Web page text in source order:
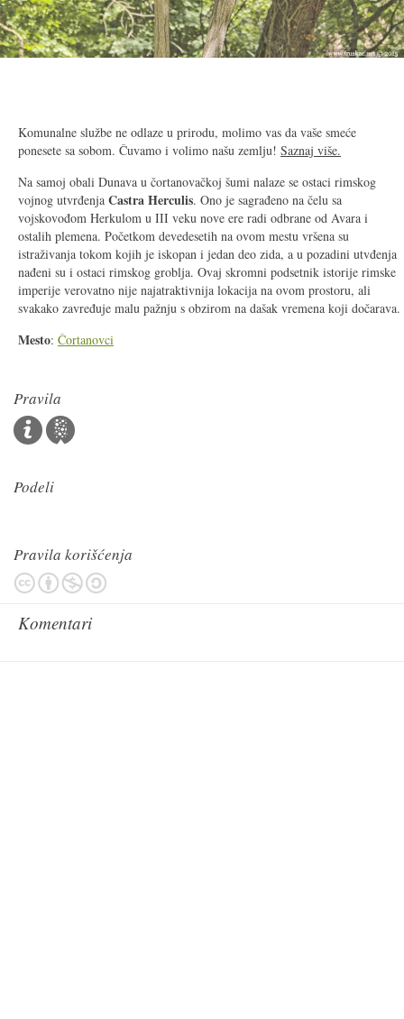
Komunalne službe ne odlaze u prirodu, molimo vas da vaše smeće
ponesete sa sobom. Čuvamo i volimo našu zemlju! Saznaj više.
Na samoj obali Dunava u čortanovačkoj šumi nalaze se ostaci rimskog
vojnog utvrđenja Castra Herculis. Ono je sagrađeno na čelu sa
vojskovođom Herkulom u III veku nove ere radi odbrane od Avara i
ostalih plemena. Početkom devedesetih na ovom mestu vršena su
istraživanja tokom kojih je iskopan i jedan deo zida, a u pozadini utvđenja
nađeni su i ostaci rimskog groblja. Ovaj skromni podsetnik istorije rimske
imperije verovatno nije najatraktivnija lokacija na ovom prostoru, ali
svakako zavređuje malu pažnju s obzirom na dašak vremena koji dočarava.
Mesto: Čortanovci
Pravila
Podeli
Pravila korišćenja
Komentari